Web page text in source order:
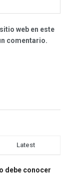
web en este
comentario.
Latest
debe conocer